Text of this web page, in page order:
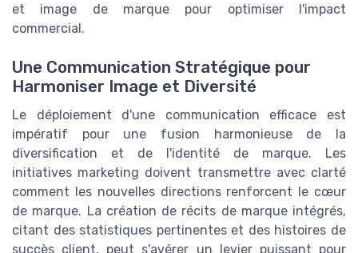
et image de marque pour optimiser l'impact
commercial.
Une Communication Stratégique pour
Harmoniser Image et Diversité
Le déploiement d'une communication efficace est
impératif pour une fusion harmonieuse de la
diversification et de l'identité de marque. Les
initiatives marketing doivent transmettre avec clarté
comment les nouvelles directions renforcent le cœur
de marque. La création de récits de marque intégrés,
citant des statistiques pertinentes et des histoires de
succès client, peut s'avérer un levier puissant pour